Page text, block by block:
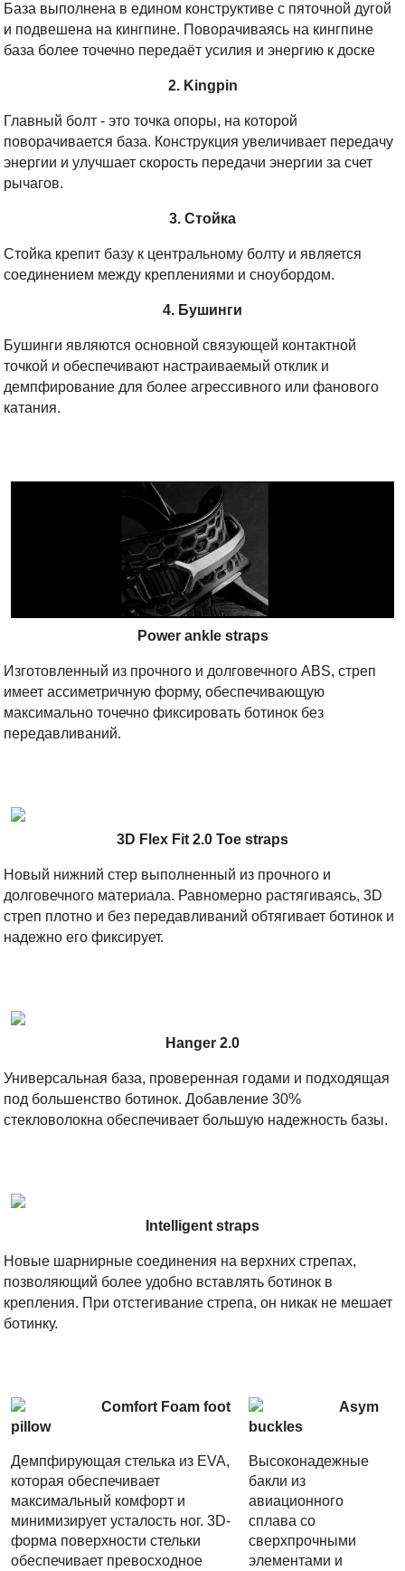
База выполнена в едином конструктиве с пяточной дугой
и подвешена на кингпине. Поворачиваясь на кингпине
база более точечно передаёт усилия и энергию к доске
2. Kingpin
Главный болт - это точка опоры, на которой
поворачивается база. Конструкция увеличивает передачу
энергии и улучшает скорость передачи энергии за счет
рычагов.
3. Стойка
Стойка крепит базу к центральному болту и является
соединением между креплениями и сноубордом.
4. Бушинги
Бушинги являются основной связующей контактной
точкой и обеспечивают настраиваемый отклик и
демпфирование для более агрессивного или фанового
катания.
Power ankle straps
Изготовленный из прочного и долговечного ABS, стреп
имеет ассиметричную форму, обеспечивающую
максимально точечно фиксировать ботинок без
передавливаний.
3D Flex Fit 2.0 Toe straps
Новый нижний стер выполненный из прочного и
долговечного материала. Равномерно растягиваясь, 3D
стреп плотно и без передавливаний обтягивает ботинок и
надежно его фиксирует.
Hanger 2.0
Универсальная база, проверенная годами и подходящая
под большенство ботинок. Добавление 30%
стекловолокна обеспечивает большую надежность базы.
Intelligent straps
Новые шарнирные соединения на верхних стрепах,
позволяющий более удобно вставлять ботинок в
крепления. При отстегивание стрепа, он никак не мешает
ботинку.
Comfort Foam foot
pillow
Демпфирующая стелька из EVA,
которая обеспечивает
максимальный комфорт и
минимизирует усталость ног. 3D-
форма поверхности стельки
обеспечивает превосходное
Asym
buckles
Высоконадежные
бакли из
авиационного
сплава со
сверхпрочными
элементами и